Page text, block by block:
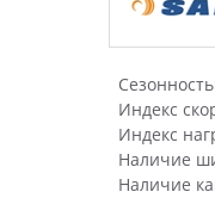
Индекс
Индекс
Наличие
Наличие